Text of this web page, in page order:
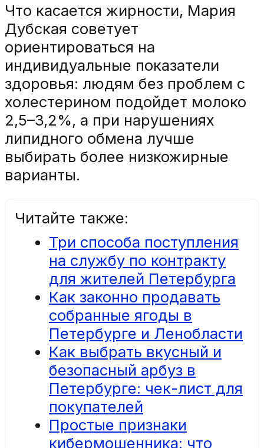
Что касается жирности, Мария
Дубская советует
ориентироваться на
индивидуальные показатели
здоровья: людям без проблем с
холестерином подойдет молоко
2,5–3,2%, а при нарушениях
липидного обмена лучше
выбирать более низкожирные
варианты.
Читайте также:
Три способа поступления
на службу по контракту
для жителей Петербурга
Как законно продавать
собранные ягоды в
Петербурге и Ленобласти
Как выбрать вкусный и
безопасный арбуз в
Петербурге: чек-лист для
покупателей
Простые признаки
кибермошенника: что